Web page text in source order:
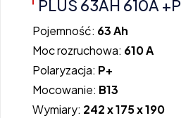
PLUS 63AH 610A +P
Pojemność: 63 Ah
Moc rozruchowa: 610 A
Polaryzacja: P+
Mocowanie: B13
Wymiary: 242 x 175 x 190